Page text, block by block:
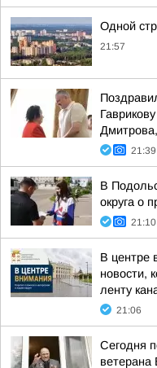
Одной
21:57
21:39
В
округа о
21:10
В центре
новости,
ленту
21:06
Сегодня
ветерана